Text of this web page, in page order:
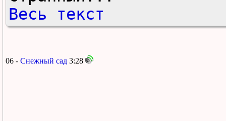
Весь текст
06 - Снежный сад 3:28